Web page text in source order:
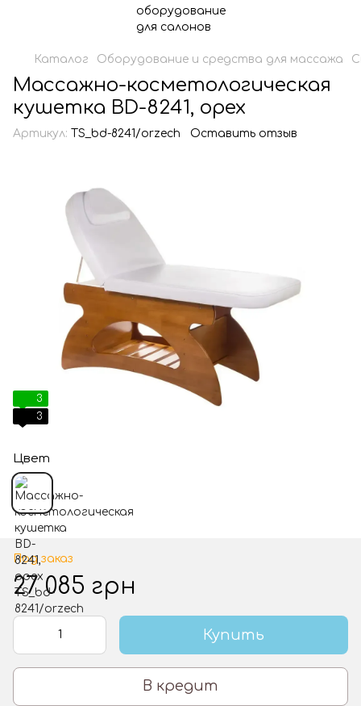
Каталог Оборудование и средства для массажа
Массажно-косметологическая
кушетка BD-8241, орех
Артикул: TS_bd-8241/orzech Оставить отзыв
3
3
Цвет
Под заказ
27 085 грн
Купить
В кредит